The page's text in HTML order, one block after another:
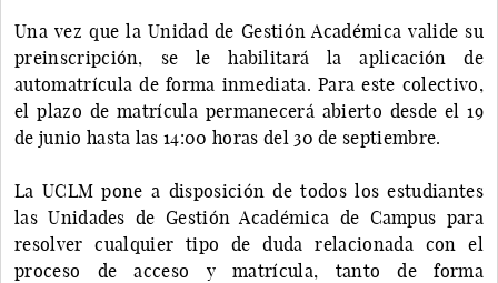
Una vez que la Unidad de Gestión Académica valide su
preinscripción, se le habilitará la aplicación de
automatrícula de forma inmediata. Para este colectivo,
el plazo de matrícula permanecerá abierto desde el 19
de junio hasta las 14:00 horas del 30 de septiembre.
La UCLM pone a disposición de todos los estudiantes
las Unidades de Gestión Académica de Campus para
resolver cualquier tipo de duda relacionada con el
proceso de acceso y matrícula, tanto de forma